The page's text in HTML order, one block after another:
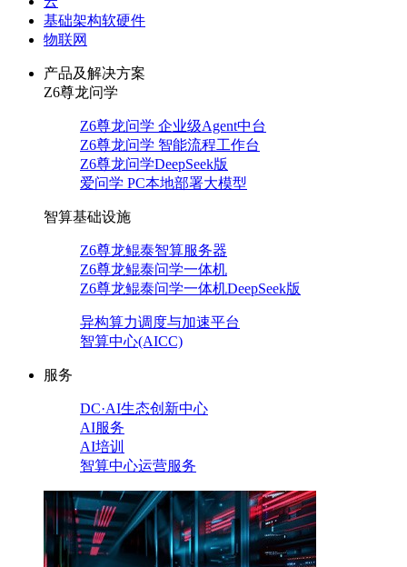
基础架构软硬件
物联网
产品及解决方案
Z6尊龙问学
Z6尊龙问学 企业级Agent中台
Z6尊龙问学 智能流程工作台
Z6尊龙问学DeepSeek版
爱问学 PC本地部署大模型
智算基础设施
Z6尊龙鲲泰智算服务器
Z6尊龙鲲泰问学一体机
Z6尊龙鲲泰问学一体机DeepSeek版
异构算力调度与加速平台
智算中心(AICC)
服务
DC·AI生态创新中心
AI服务
AI培训
智算中心运营服务